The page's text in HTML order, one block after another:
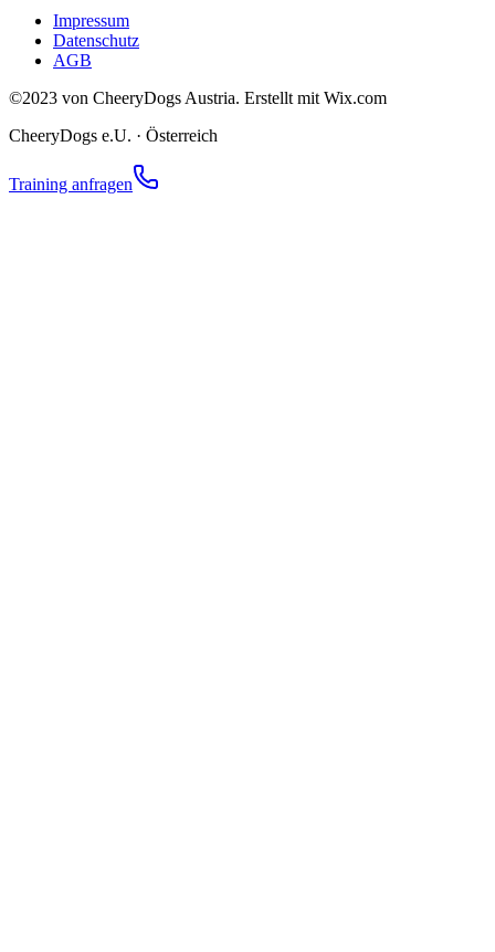
Impressum
Datenschutz
AGB
©2023 von CheeryDogs Austria. Erstellt mit Wix.com
CheeryDogs e.U. · Österreich
Training anfragen